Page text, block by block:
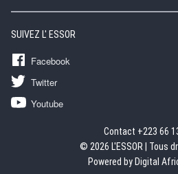
SUIVEZ L' ESSOR
Facebook
Twitter
Youtube
Contact +223 66
© 2026 L'ESSOR | Tous
Powered by Digital